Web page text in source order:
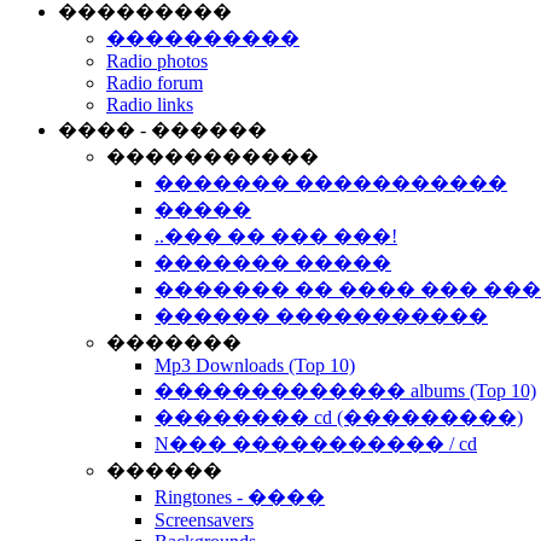
���������
����������
Radio photos
Radio forum
Radio links
���� - ������
�����������
������� �����������
�����
..��� �� ��� ���!
������� �����
������� �� ���� ���
������ �����������
�������
Mp3 Downloads (Top 10)
������������� albums (Top 10)
�������� cd (���������)
N��� ����������� / cd
������
Ringtones - ����
Screensavers